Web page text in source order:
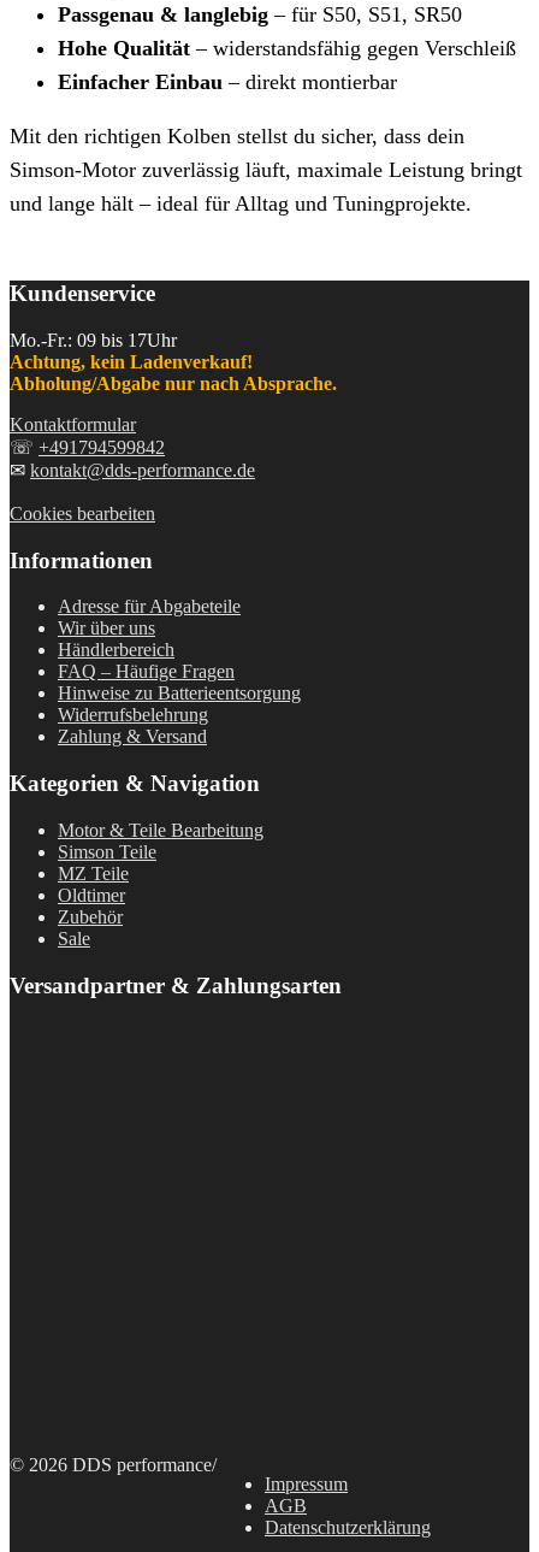
Passgenau & langlebig – für S50, S51, SR50
Hohe Qualität – widerstandsfähig gegen Verschleiß
Einfacher Einbau – direkt montierbar
Mit den richtigen Kolben stellst du sicher, dass dein
Simson-Motor zuverlässig läuft, maximale Leistung bringt
und lange hält – ideal für Alltag und Tuningprojekte.
Kundenservice
Mo.-Fr.: 09 bis 17Uhr
Achtung, kein Ladenverkauf!
Abholung/Abgabe nur nach Absprache.
Kontaktformular
☏ +491794599842
✉ kontakt@dds-performance.de
Cookies bearbeiten
Informationen
Adresse für Abgabeteile
Wir über uns
Händlerbereich
FAQ – Häufige Fragen
Hinweise zu Batterieentsorgung
Widerrufsbelehrung
Zahlung & Versand
Kategorien & Navigation
Motor & Teile Bearbeitung
Simson Teile
MZ Teile
Oldtimer
Zubehör
Sale
Versandpartner & Zahlungsarten
© 2026 DDS performance/
Impressum
AGB
Datenschutzerklärung